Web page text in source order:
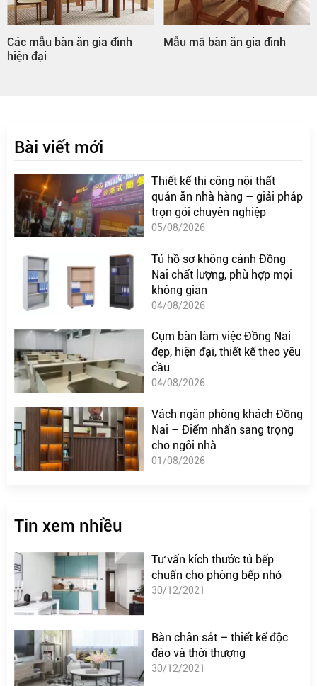
Các mẫu bàn ăn gia đình
hiện đại
Mẫu mã bàn ăn gia đình
Bài viết mới
Thiết kế thi công nội thất
quán ăn nhà hàng – giải pháp
trọn gói chuyên nghiệp
05/08/2026
Tủ hồ sơ không cánh Đồng
Nai chất lượng, phù hợp mọi
không gian
04/08/2026
Cụm bàn làm việc Đồng Nai
đẹp, hiện đại, thiết kế theo yêu
cầu
04/08/2026
Vách ngăn phòng khách Đồng
Nai – Điểm nhấn sang trọng
cho ngôi nhà
01/08/2026
Tin xem nhiều
Tư vấn kích thước tủ bếp
chuẩn cho phòng bếp nhỏ
30/12/2021
Bàn chân sắt – thiết kế độc
đáo và thời thượng
30/12/2021